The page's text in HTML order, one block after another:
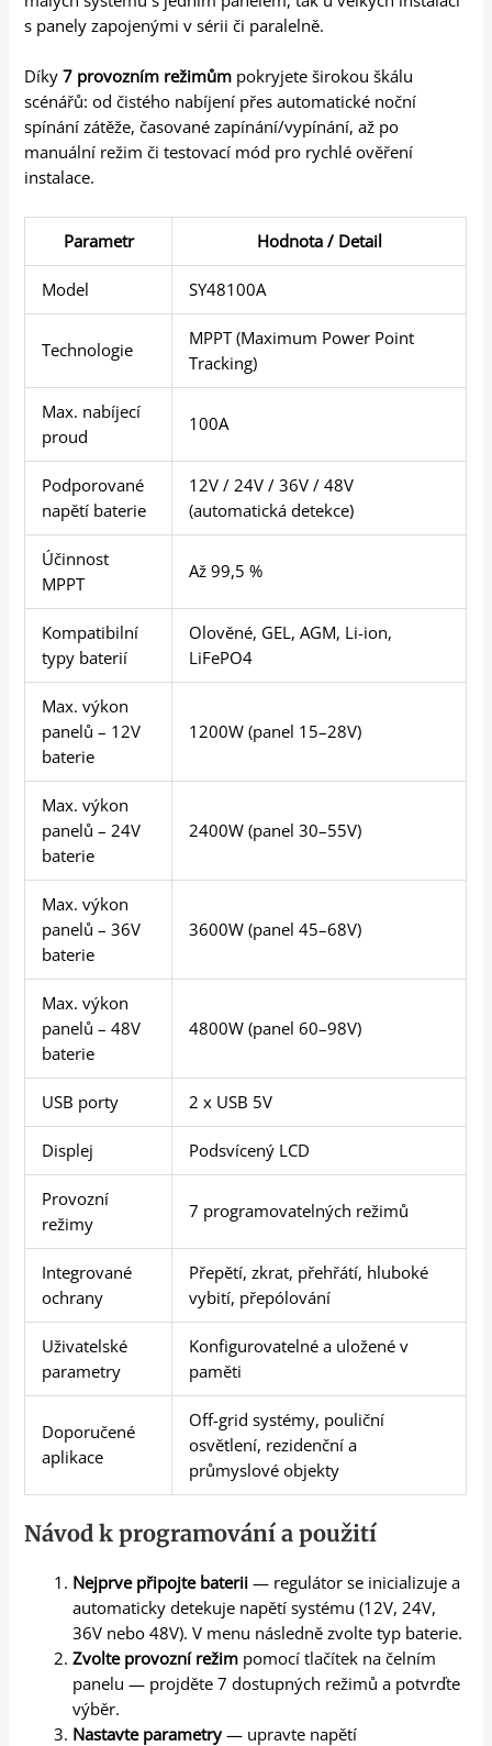
s panely zapojenými v sérii či paralelně.
Díky7 provozním režimům pokryjete širokou škálu
scénářů: od čistého nabíjení přes automatické noční
spínání zátěže, časované zapínání/vypínání, až po
manuální režim či testovací mód pro rychlé ověření
instalace.
Parametr Hodnota / Detail
Model SY48100A
Technologie
MPPT (Maximum Power Point
Tracking)
Max. nabíjecí
proud
100A
Podporované
napětí baterie
12V / 24V / 36V / 48V
(automatická detekce)
Účinnost
MPPT
Až 99,5 %
Kompatibilní
typy baterií
Olověné, GEL, AGM, Li-ion,
LiFePO4
Max. výkon
panelů – 12V
baterie
1200W (panel 15–28V)
Max. výkon
panelů – 24V
baterie
2400W (panel 30–55V)
Max. výkon
panelů – 36V
baterie
3600W (panel 45–68V)
Max. výkon
panelů – 48V
baterie
4800W (panel 60–98V)
USB porty 2 x USB 5V
Displej Podsvícený LCD
Provozní
režimy
7 programovatelných režimů
Integrované
ochrany
Přepětí, zkrat, přehřátí, hluboké
vybití, přepólování
Uživatelské
parametry
Konfigurovatelné a uložené v
paměti
Doporučené
aplikace
Off-grid systémy, pouliční
osvětlení, rezidenční a
průmyslové objekty
Návod k programování a použití
Nejprve připojte baterii — regulátor se inicializuje a
automaticky detekuje napětí systému (12V, 24V,
36V nebo 48V). V menu následně zvolte typ baterie.
Zvolte provozní režim pomocí tlačítek na čelním
panelu — projděte 7 dostupných režimů a potvrďte
výběr.
Nastavte parametry — upravte napětí